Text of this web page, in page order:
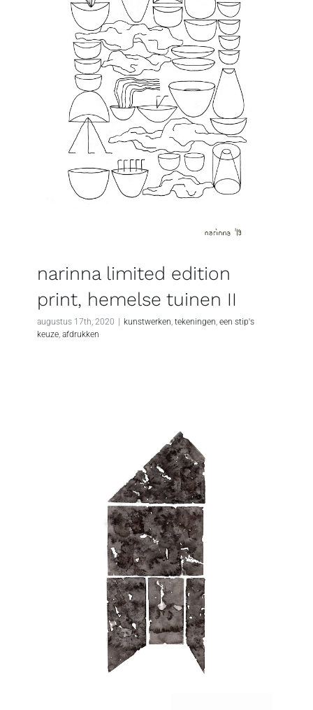
narinna limited edition
print, hemelse tuinen II
augustus 17th, 2020 kunstwerken, tekeningen, een stip's
keuze, afdrukken